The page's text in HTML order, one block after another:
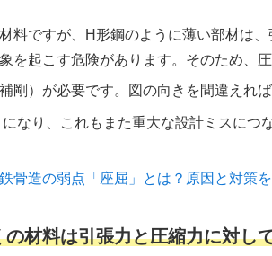
料ですが、H形鋼のように薄い部材は
を起こす危険があります。そのため、
剛）が必要です。図の向きを間違えれば
になり、これもまた重大な設計ミスにつ
骨造の弱点「座屈」とは？原因と対策
の材料は引張力と圧縮力に対し